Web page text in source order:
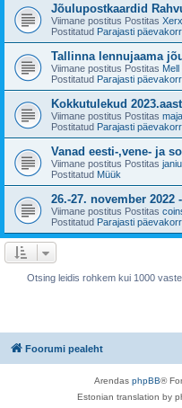
Jõulupostkaardid
Viimane postitus Postitas
Postitatud Parajasti
Tallinna lennujaama
Viimane postitus Postitas Mell
Postitatud Parajasti
Kokkutulekud
Viimane postitus Postitas
Postitatud Parajasti
Vanad eesti-,vene- ja
Viimane postitus Postitas
Postitatud Müük
26.-27. november
Viimane postitus Postitas
Postitatud Parajasti
Otsing leidis rohkem kui 1000
Foorumi pealeht
Arendas phpBB®
Estonian translation by